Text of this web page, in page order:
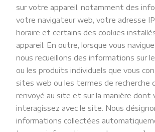
sur votre appareil, notamment des
votre navigateur web, votre adresse
horaire et certains des cookies
appareil. En outre, lorsque vous
nous recueillons des informations sur
ou les produits individuels que vous
sites web ou les termes de recherche
renvoyé au site et sur la manière dont
interagissez avec le site. Nous
informations collectées